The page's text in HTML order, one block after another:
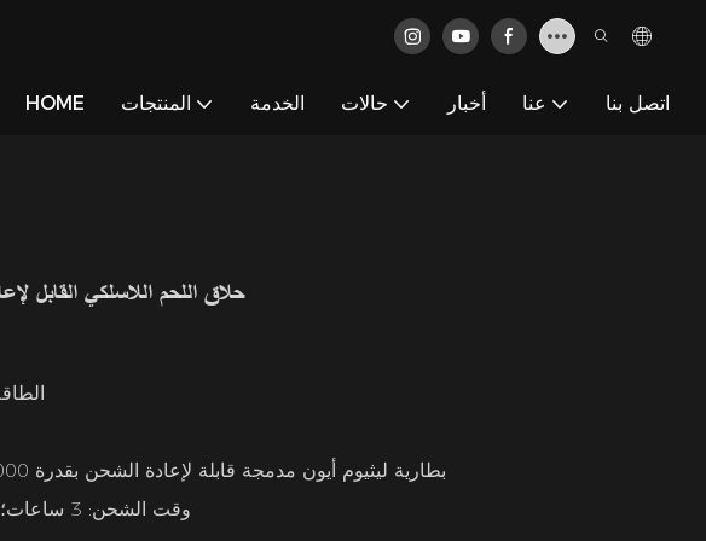
HOME المنتجات الخدمة حالات أخبار عنا اتصل بنا
حلاق اللحم اللاسلكي القابل
وقت الشحن: 3 ساعات؛ مدة التشغيل: 180 دقيقة